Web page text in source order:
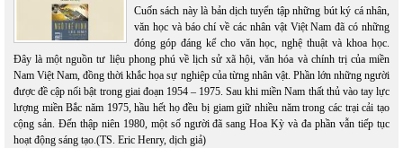
Cuốn sách này là bản dịch tuyển tập những bút ký cá nhân,
văn học và báo chí về các nhân vật Việt Nam đã có những
đóng góp đáng kể cho văn học, nghệ thuật và khoa học.
Đây là một nguồn tư liệu phong phú về lịch sử xã hội, văn hóa và chính trị của miền
Nam Việt Nam, đồng thời khắc họa sự nghiệp của từng nhân vật. Phần lớn những người
được đề cập nổi bật trong giai đoạn 1954 – 1975. Sau khi miền Nam thất thủ vào tay lực
lượng miền Bắc năm 1975, hầu hết họ đều bị giam giữ nhiều năm trong các trại cải tạo
cộng sản. Đến thập niên 1980, một số người đã sang Hoa Kỳ và đa phần vẫn tiếp tục
hoạt động sáng tạo.(TS. Eric Henry, dịch giả)